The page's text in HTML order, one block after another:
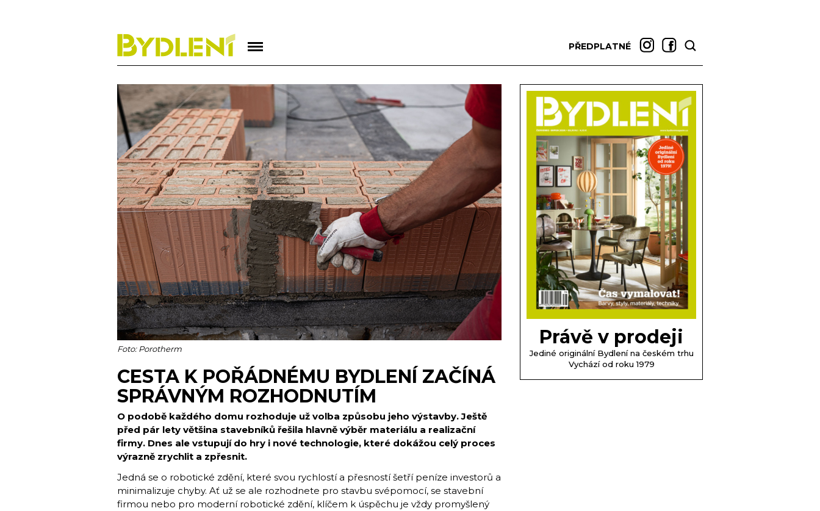
PŘEDPLATNÉ
Foto: Porotherm
CESTA K POŘÁDNÉMU BYDLENÍ ZAČÍNÁ
SPRÁVNÝM ROZHODNUTÍM
O podobě každého domu rozhoduje už volba způsobu jeho výstavby. Ještě
před pár lety většina stavebníků řešila hlavně výběr materiálu a realizační
firmy. Dnes ale vstupují do hry i nové technologie, které dokážou celý proces
výrazně zrychlit a zpřesnit.
Jedná se o robotické zdění, které svou rychlostí a přesností šetří peníze investorů a
minimalizuje chyby. Ať už se ale rozhodnete pro stavbu svépomocí, se stavební
firmou nebo pro moderní robotické zdění, klíčem k úspěchu je vždy promyšlený
Právě v prodeji
Jediné originální Bydlení na českém trhu
Vychází od roku 1979